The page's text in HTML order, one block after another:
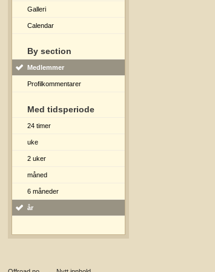
Galleri
Calendar
By section
Medlemmer
Profilkommentarer
Med tidsperiode
24 timer
uke
2 uker
måned
6 måneder
år